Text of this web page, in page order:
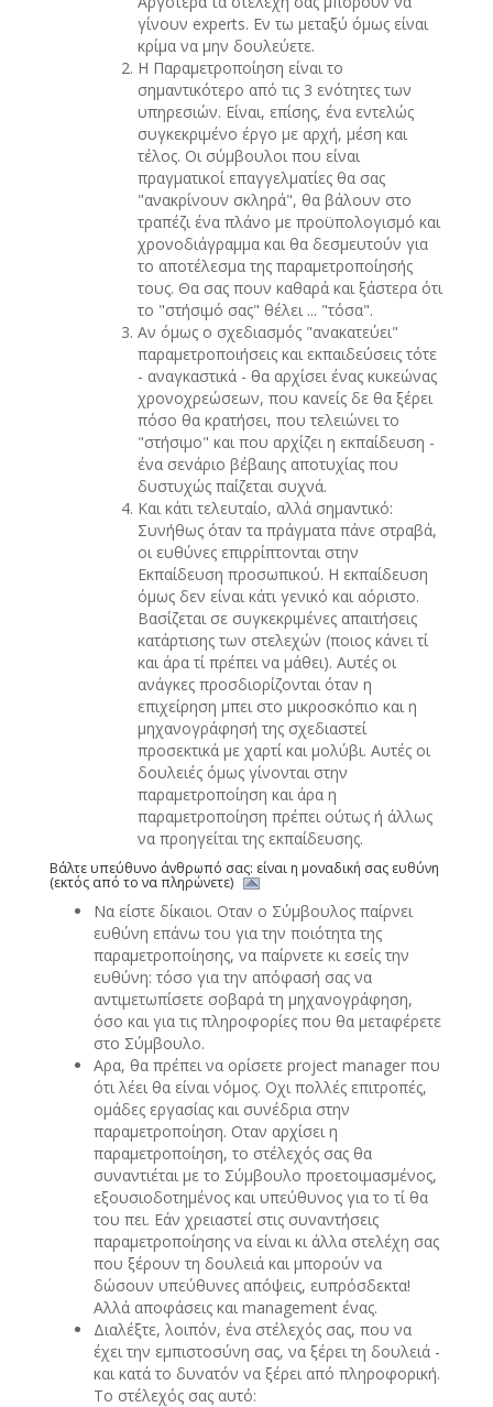
γίνουν experts. Εν τω μεταξύ όμως είναι
κρίμα να μην δουλεύετε.
H Παραμετροποίηση είναι το
σημαντικότερο από τις 3 ενότητες των
υπηρεσιών. Είναι, επίσης, ένα εντελώς
συγκεκριμένο έργο με αρχή, μέση και
τέλος. Οι σύμβουλοι που είναι
πραγματικοί επαγγελματίες θα σας
"ανακρίνουν σκληρά", θα βάλουν στο
τραπέζι ένα πλάνο με προϋπολογισμό και
χρονοδιάγραμμα και θα δεσμευτούν για
το αποτέλεσμα της παραμετροποίησής
τους. Θα σας πουν καθαρά και ξάστερα ότι
το "στήσιμό σας" θέλει ... "τόσα".
Aν όμως ο σχεδιασμός "ανακατεύει"
παραμετροποιήσεις και εκπαιδεύσεις τότε
- αναγκαστικά - θα αρχίσει ένας κυκεώνας
χρονοχρεώσεων, που κανείς δε θα ξέρει
πόσο θα κρατήσει, που τελειώνει το
"στήσιμο" και που αρχίζει η εκπαίδευση -
ένα σενάριο βέβαιης αποτυχίας που
δυστυχώς παίζεται συχνά.
Και κάτι τελευταίο, αλλά σημαντικό:
Συνήθως όταν τα πράγματα πάνε στραβά,
οι ευθύνες επιρρίπτονται στην
Εκπαίδευση προσωπικού. Η εκπαίδευση
όμως δεν είναι κάτι γενικό και αόριστο.
Βασίζεται σε συγκεκριμένες απαιτήσεις
κατάρτισης των στελεχών (ποιος κάνει τί
και άρα τί πρέπει να μάθει). Αυτές οι
ανάγκες προσδιορίζονται όταν η
επιχείρηση μπει στο μικροσκόπιο και η
μηχανογράφησή της σχεδιαστεί
προσεκτικά με χαρτί και μολύβι. Αυτές οι
δουλειές όμως γίνονται στην
παραμετροποίηση και άρα η
παραμετροποίηση πρέπει ούτως ή άλλως
να προηγείται της εκπαίδευσης.
Βάλτε υπεύθυνο άνθρωπό σας: είναι η μοναδική σας ευθύνη
(εκτός από το να πληρώνετε)
Να είστε δίκαιοι. Οταν ο Σύμβουλος παίρνει
ευθύνη επάνω του για την ποιότητα της
παραμετροποίησης, να παίρνετε κι εσείς την
ευθύνη: τόσο για την απόφασή σας να
αντιμετωπίσετε σοβαρά τη μηχανογράφηση,
όσο και για τις πληροφορίες που θα μεταφέρετε
στο Σύμβουλο.
Αρα, θα πρέπει να ορίσετε project manager που
ότι λέει θα είναι νόμος. Οχι πολλές επιτροπές,
ομάδες εργασίας και συνέδρια στην
παραμετροποίηση. Οταν αρχίσει η
παραμετροποίηση, το στέλεχός σας θα
συναντιέται με το Σύμβουλο προετοιμασμένος,
εξουσιοδοτημένος και υπεύθυνος για το τί θα
του πει. Εάν χρειαστεί στις συναντήσεις
παραμετροποίησης να είναι κι άλλα στελέχη σας
που ξέρουν τη δουλειά και μπορούν να
δώσουν υπεύθυνες απόψεις, ευπρόσδεκτα!
Αλλά αποφάσεις και management ένας.
Διαλέξτε, λοιπόν, ένα στέλεχός σας, που να
έχει την εμπιστοσύνη σας, να ξέρει τη δουλειά -
και κατά το δυνατόν να ξέρει από πληροφορική.
Το στέλεχός σας αυτό: